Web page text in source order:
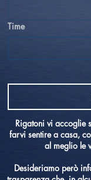
Time
Rigatoni vi accoglie
farvi sentire a casa,
al meglio le
Desideriamo però